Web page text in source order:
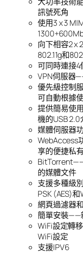
訊號死角
使用3 x 3
向下相容2 x
802.11g和
可同時連接
VPN伺服器
優先級控制
可自動根據
提供簡易使
機的USB 2.0
媒體伺服器
WebAccess
享的便捷私
的媒體文件
支援多種級
PSK (AES)和
網頁過濾器
簡單安裝——
WiFi設定轉
WiFi設定
支援IPV6